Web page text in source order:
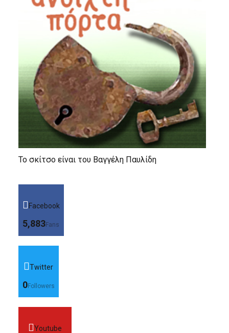
Το σκίτσο είναι του Βαγγέλη Παυλίδη
Facebook
5,883Fans
Twitter
0Followers
Youtube